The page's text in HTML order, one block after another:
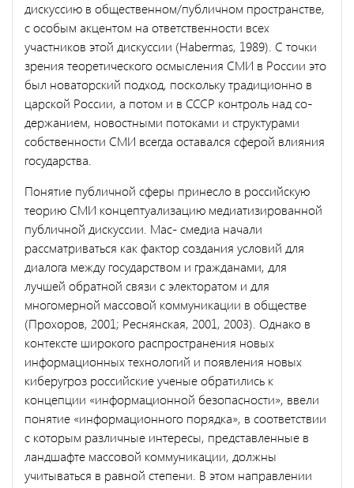
дискуссию в общественном/публичном простран­стве,
с особым акцентом на ответственности всех
участников этой дискуссии (Habermas, 1989). С точки
зрения теоретического осмысле­ния СМИ в России это
был новаторский подход, поскольку традиционно в
царской России, а потом и в СССР контроль над со­
держанием, новостными потоками и структурами
собственности СМИ всегда оставался сферой влияния
государства.
Понятие публичной сферы принесло в российскую
теорию СМИ концептуализацию медиатизированной
публичной дискуссии. Мас- смедиа начали
рассматриваться как фактор создания условий для
диа­лога между государством и гражданами, для
лучшей обратной связи с электоратом и для
многомерной массовой коммуникации в обществе
(Прохоров, 2001; Реснянская, 2001, 2003). Однако в
контексте широко­го распространения новых
информационных технологий и появления новых
киберугроз российские ученые обратились к
концепции «ин­формационной безопасности», ввели
понятие «информационного по­рядка», в соответствии
с которым различные интересы, представлен­ные в
ландшафте массовой коммуникации, должны
учитываться в равной степени. В этом направлении